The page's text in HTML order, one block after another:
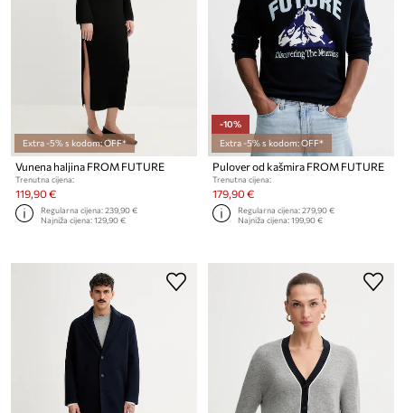
Extra -5% s kodom: OFF*
Vunena haljina FROM FUTURE
Trenutna cijena:
119,90 €
Regularna cijena:239,90 €
Najniža cijena:129,90 €
-10%
Extra -5% s kodom: OFF*
Pulover od kašmira FROM FUTURE
Trenutna cijena:
179,90 €
Regularna cijena:279,90 €
Najniža cijena:199,90 €